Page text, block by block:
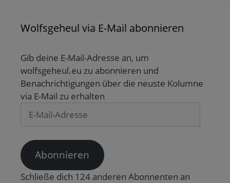
Wolfsgeheul via E-Mail abonnieren
Gib deine E-Mail-Adresse an, um
wolfsgeheul.eu zu abonnieren und
Benachrichtigungen über die neuste Kolumne
via E-Mail zu erhalten
Mail-
Abonnieren
Schließe dich 124 anderen Abonnenten an